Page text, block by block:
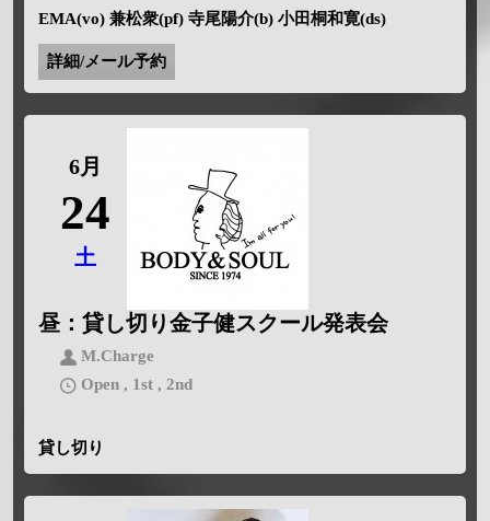
EMA(vo) 兼松衆(pf) 寺尾陽介(b) 小田桐和寛(ds)
詳細/メール予約
6月
24
土
昼：貸し切り金子健スクール発表会
M.Charge
Open , 1st , 2nd
貸し切り